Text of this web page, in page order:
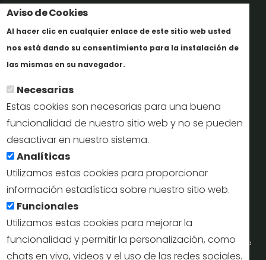
Aviso de Cookies
Al hacer clic en cualquier enlace de este sitio web usted
nos está dando su consentimiento para la instalación de
las mismas en su navegador.
Necesarias
Estas cookies son necesarias para una buena
funcionalidad de nuestro sitio web y no se pueden
desactivar en nuestro sistema.
Analíticas
Utilizamos estas cookies para proporcionar
información estadística sobre nuestro sitio web.
Funcionales
Utilizamos estas cookies para mejorar la
funcionalidad y permitir la personalización, como
chats en vivo, videos y el uso de las redes sociales.
Trabaja con nosotros
Informes y documentación
Perfil del contratante
Oficinas de Turismo
reservas@turismodesegovia.com
info@turismodesegovia.com
Aviso legal |
Portal de la Concejalía de Turismo (Ayuntamiento de Segovia) y la Empresa